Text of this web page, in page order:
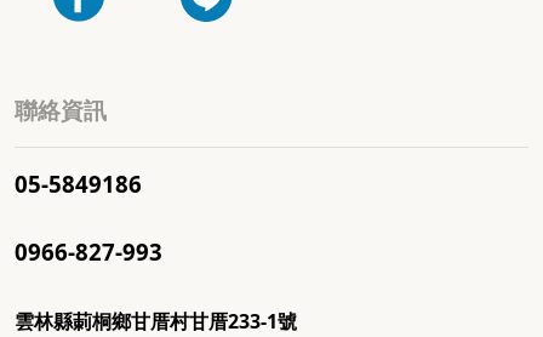
聯絡資訊
05-5849186
0966-827-993
雲林縣莿桐鄉甘厝村甘厝233-1號